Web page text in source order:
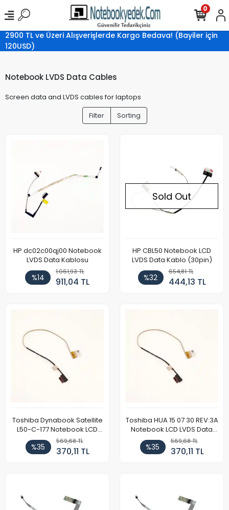
2900 TL ve Üzeri Alışverişlerde Kargo Bedava! (Bayiler için
120USD)
0
Notebook LVDS Data Cables
Screen data and LVDS cables for laptops
Filter
Sorting
HP dc02c00qj00 Notebook
LVDS Data Kablosu
%14
1.061,93 TL
911,04 TL
Sold Out
HP CBL50 Notebook LCD
LVDS Data Kablo (30pin)
%32
654,81 TL
444,13 TL
Toshiba Dynabook Satellite
L50-C-177 Notebook LCD
LVDS Data Kablosu V.3
%35
569,68 TL
370,11 TL
Toshiba HUA 15 07 30 REV:3A
Notebook LCD LVDS Data
Kablosu
%35
569,68 TL
370,11 TL